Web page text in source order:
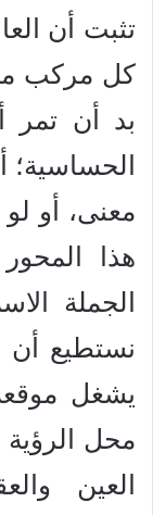
تثبت أن
كل مركب من
بد أن تمر
الحساسية؛
معنى، أو
هذا
الجملة
نستطيع أن
يشغل
محل الرؤية
العين